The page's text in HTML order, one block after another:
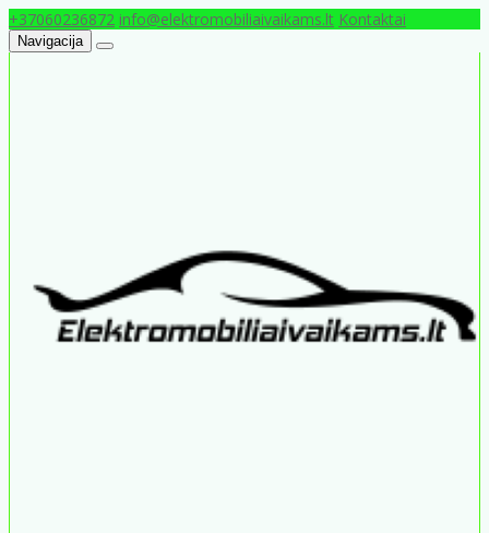
+37060236872 info@elektromobiliaivaikams.lt Kontaktai
Navigacija